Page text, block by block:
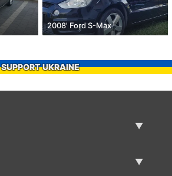
2008' Ford S-Max
SUPPORT UKRAINE